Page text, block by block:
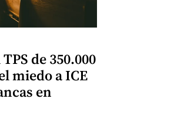
de 350.000
miedo a ICE
en